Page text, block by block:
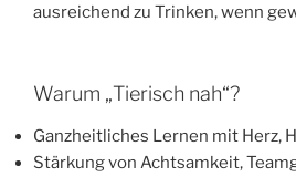
ausreichend zu Trinken, wenn
Warum „Tierisch nah“?
Ganzheitliches Lernen mit Herz,
Stärkung von Achtsamkeit,